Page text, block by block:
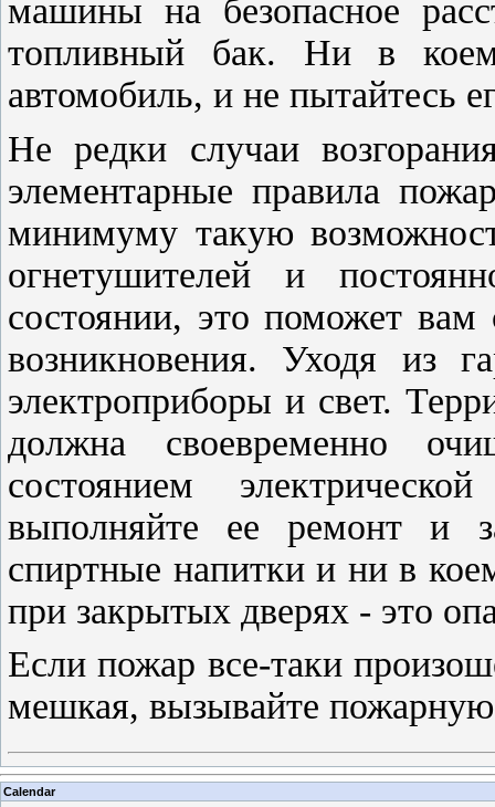
машины на безопасное
топливный бак. Ни в
автомобиль, и не пытайтесь
Не редки случаи
элементарные правила
минимуму такую
огнетушителей и
состоянии, это поможет вам
возникновения. Уходя из
электроприборы и свет.
должна своевременно
состоянием
выполняйте ее ремонт и
спиртные напитки и ни в
при закрытых дверях - это
Если пожар все-таки
мешкая, вызывайте
Calendar